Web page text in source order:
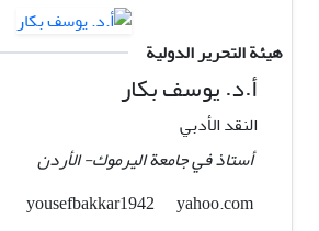
هيئة التحرير الدولية
أ.د. يوسف بكار
النقد الأدبي
أستاذ في جامعة اليرموك- الأردن
yahoo.com